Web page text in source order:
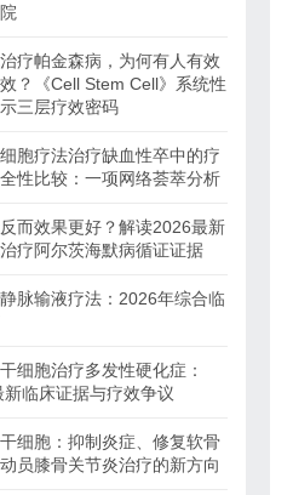
疗帕金森病，为何有人有效
？《Cell Stem Cell》系统性
三层疗效密码
胞疗法治疗缺血性卒中的疗
性比较：一项网络荟萃分析
而效果更好？解读2026最新
疗阿尔茨海默病循证证据
脉输液疗法：2026年综合临
细胞治疗多发性硬化症：
新临床证据与疗效争议
细胞：抑制炎症、修复软骨
员膝骨关节炎治疗的新方向